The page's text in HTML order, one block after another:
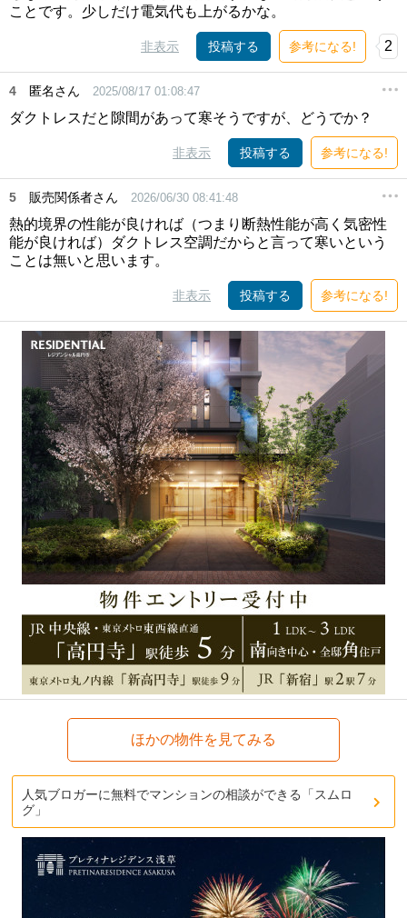
ことです。少しだけ電気代も上がるかな。
非表示 投稿する 参考になる! 2
4 匿名さん 2025/08/17 01:08:47
ダクトレスだと隙間があって寒そうですが、どうでか？
非表示 投稿する 参考になる!
5 販売関係者さん 2026/06/30 08:41:48
熱的境界の性能が良ければ（つまり断熱性能が高く気密性
能が良ければ）ダクトレス空調だからと言って寒いという
ことは無いと思います。
非表示 投稿する 参考になる!
ほかの物件を見てみる
人気ブロガーに無料でマンションの相談ができる「スムロ
グ」